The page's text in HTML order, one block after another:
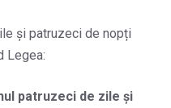
și patruzeci de nopți
Legea:
patruzeci de zile şi